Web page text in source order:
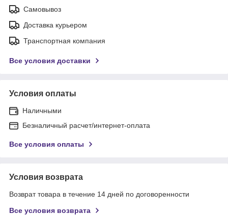
Самовывоз
Доставка курьером
Транспортная компания
Все условия доставки
Условия оплаты
Наличными
Безналичный расчет/интернет-оплата
Все условия оплаты
Условия возврата
Возврат товара в течение 14 дней по договоренности
Все условия возврата